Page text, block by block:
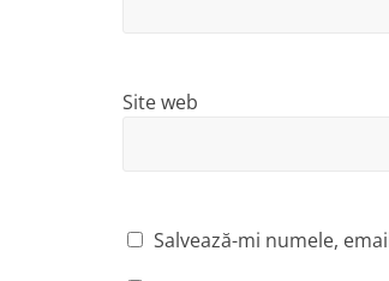
Site web
Salvează-mi numele,